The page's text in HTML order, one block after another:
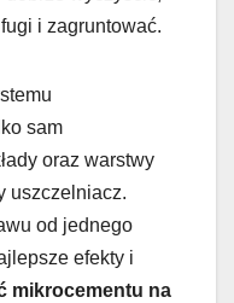
i zagruntować.
sam
oraz warstwy
uszczelniacz.
od jednego
efekty i
mikrocementu na